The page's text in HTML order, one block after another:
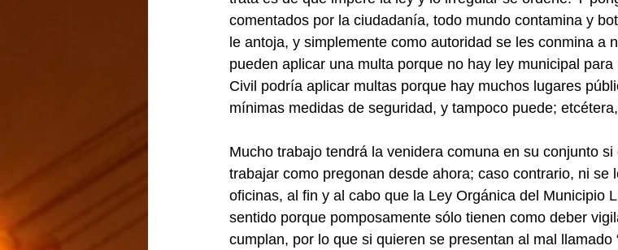
comentados por la ciudadanía, todo mundo contamina y
le antoja, y simplemente como autoridad se les conmina a
pueden aplicar una multa porque no hay ley municipal
Civil podría aplicar multas porque hay muchos lugares
mínimas medidas de seguridad, y tampoco puede;
Mucho trabajo tendrá la venidera comuna en su conjunto
trabajar como pregonan desde ahora; caso contrario, ni se
oficinas, al fin y al cabo que la Ley Orgánica del Municipio
sentido porque pomposamente sólo tienen como deber
cumplan, por lo que si quieren se presentan al mal llamado